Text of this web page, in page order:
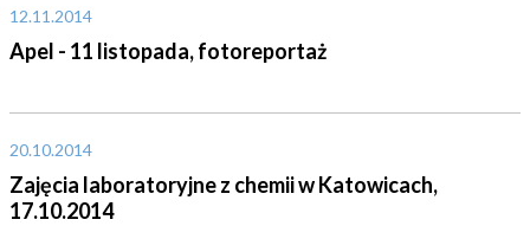
12.11.2014
Apel - 11 listopada, fotoreportaż
20.10.2014
Zajęcia laboratoryjne z chemii w Katowicach,
17.10.2014